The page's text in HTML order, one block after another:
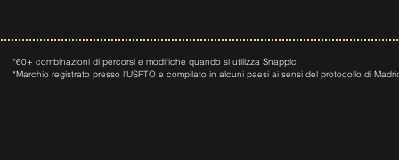
*60+ combinazioni di percorsi e modifiche quando si utilizza Snappic
*Marchio registrato presso l'USPTO e compilato in alcuni paesi ai sensi del protocollo di